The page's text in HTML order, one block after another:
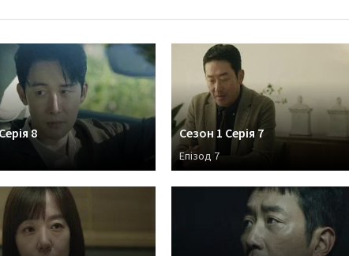
8 Сезон 1 Серія 7
Епізод 7